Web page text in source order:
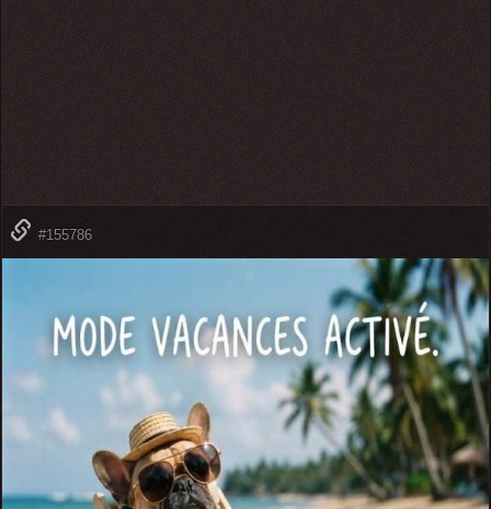
#155786